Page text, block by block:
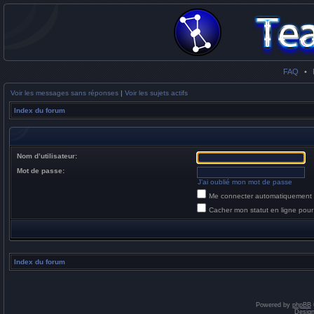
FAQ •
Voir les messages sans réponses | Voir les sujets actifs
Index du forum
Nom d’utilisateur:
Mot de passe:
J’ai oublié mon mot de passe
Me connecter
Cacher mon statut en ligne
Index du forum
Powered by phpBB